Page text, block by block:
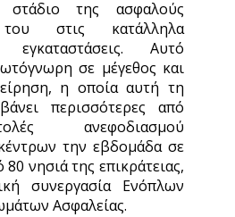
της ασφαλούς
του στις κατάλληλα
εγκαταστάσεις. Αυτό
σε μέγεθος και
η οποία αυτή τη
περισσότερες από
ανεφοδιασμού
την εβδομάδα σε
νησιά της επικράτειας,
συνεργασία Ενόπλων
Ασφαλείας.